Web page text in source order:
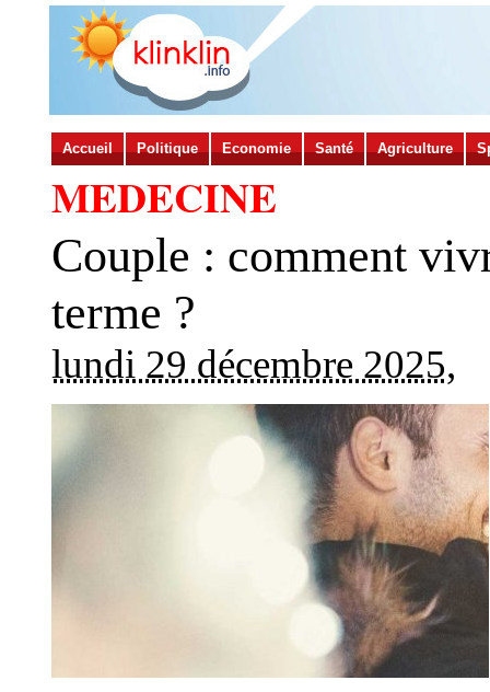
Accueil Politique Economie Santé Agriculture
MEDECINE
Couple : comment
terme ?
lundi 29 décembre 2025,